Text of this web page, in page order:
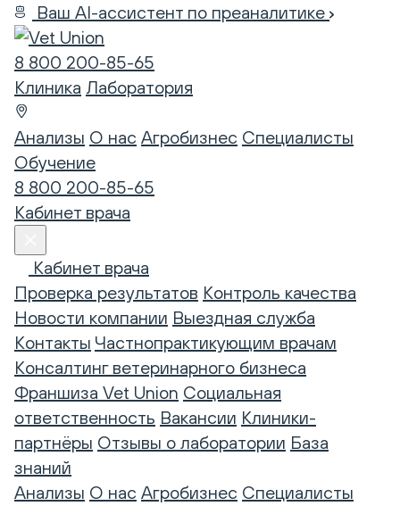
Ваш AI-ассистент по преаналитике
8 800 200-85-65
Клиника Лаборатория
Анализы О нас Агробизнес Специалисты
Обучение
8 800 200-85-65
Кабинет врача
Кабинет врача
Проверка результатов Контроль качества
Новости компании Выездная служба
Контакты Частнопрактикующим врачам
Консалтинг ветеринарного бизнеса
Франшиза Vet Union Социальная
ответственность Вакансии Клиники-
партнёры Отзывы о лаборатории База
знаний
Анализы О нас Агробизнес Специалисты